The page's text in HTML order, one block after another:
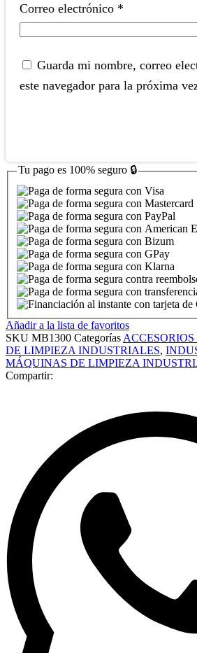
Correo electrónico *
Guarda mi nombre, correo
este navegador para la próxima
Tu pago es 100% seguro 🔒
Añadir a la lista de favoritos
SKU MB1300 Categorías
DE LIMPIEZA INDUSTRIALES,
MÁQUINAS DE LIMPIEZA
Compartir: